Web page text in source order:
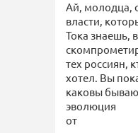
Ай, молодца,
власти,
Тока знаешь,
тех россиян,
хотел. Вы
каковы
эволюция
от